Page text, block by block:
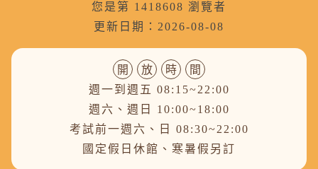
您是第 1418608 瀏覽者
更新日期：2026-08-08
開 放 時
間
週一到週五 08:15~22:00
週六、週日 10:00~18:00
考試前一週六、日 08:30~22:00
國定假日休館、寒暑假另訂